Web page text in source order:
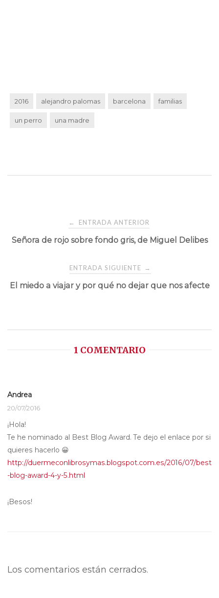
2016 alejandro palomas barcelona familias
un perro una madre
Navegación
de
← ENTRADA ANTERIOR
Señora de rojo sobre fondo gris, de Miguel Delibes
ENTRADA SIGUIENTE →
El miedo a viajar y por qué no dejar que nos afecte
1 COMENTARIO
Andrea
20/07/2016
¡Hola!
Te he nominado al Best Blog Award. Te dejo el enlace por si
quieres hacerlo 😀
http://duermeconlibrosymas.blogspot.com.es/2016/07/best
-blog-award-4-y-5.html
¡Besos!
Los comentarios están cerrados.